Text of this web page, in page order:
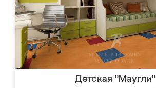
Детская "Маугли"